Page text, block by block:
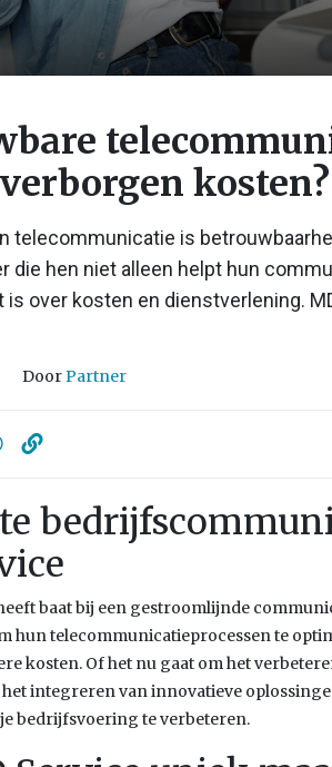
kosten?
telecommunicatie is
die hen niet alleen helpt hun
is over kosten en dienstverlening.
Door Partner
baat bij een gestroomlijnde
hun telecommunicatieprocessen te
kosten. Of het nu gaat om het
integreren van innovatieve
bedrijfsvoering te verbeteren.